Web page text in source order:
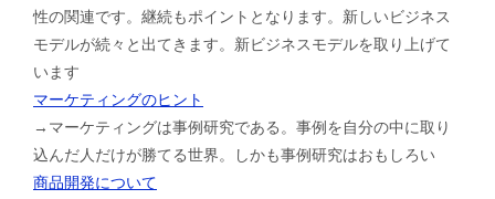
性の関連です。継続もポイントとなります。新しいビジネス
モデルが続々と出てきます。新ビジネスモデルを取り上げて
います
マーケティングのヒント
→マーケティングは事例研究である。事例を自分の中に取り
込んだ人だけが勝てる世界。しかも事例研究はおもしろい
商品開発について